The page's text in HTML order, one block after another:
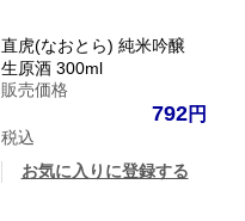
直虎(なおとら) 純米吟醸
生原酒 300ml
販売価格
792
税込
お気に入りに登録する